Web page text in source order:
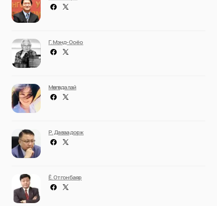
Г. Мэнд-Ооёо
Мөнгөндалай
Р. Даваадорж
Ё. Отгонбаяр